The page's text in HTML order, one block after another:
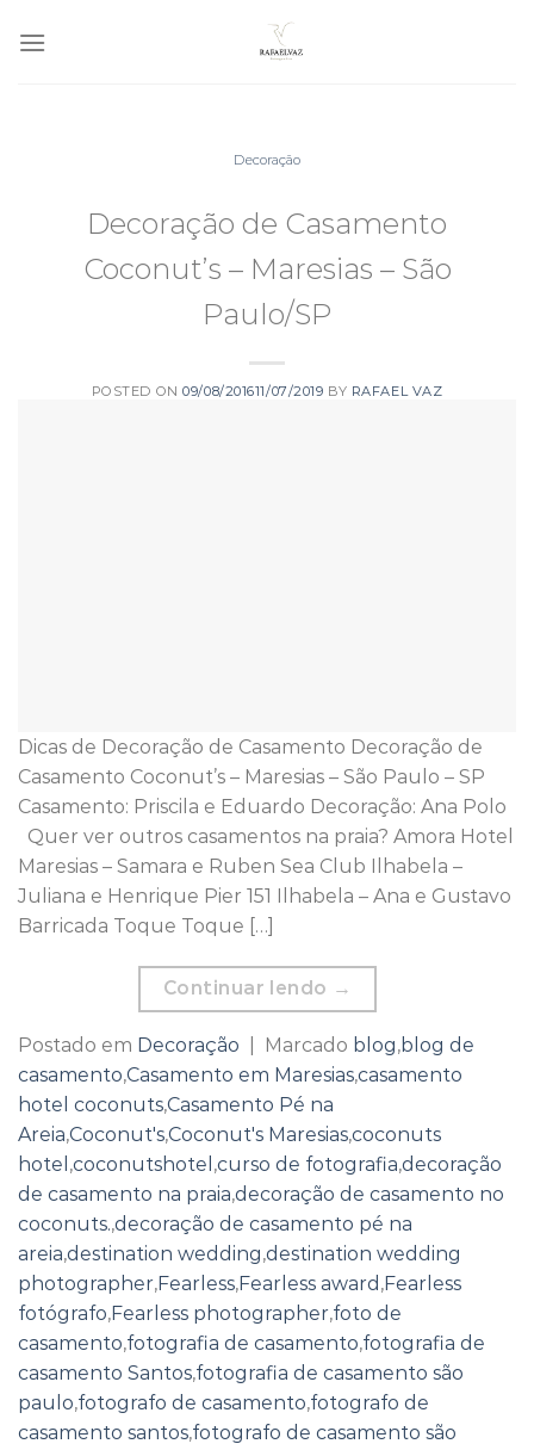
Decoração
Decoração de Casamento
Coconut’s – Maresias – São
Paulo/SP
POSTED ON09/08/201611/07/2019 BY RAFAEL VAZ
Dicas de Decoração de Casamento Decoração de
Casamento Coconut’s – Maresias – São Paulo – SP
Casamento: Priscila e Eduardo Decoração: Ana Polo
Quer ver outros casamentos na praia? Amora Hotel
Maresias – Samara e Ruben Sea Club Ilhabela –
Juliana e Henrique Pier 151 Ilhabela – Ana e Gustavo
Barricada Toque Toque […]
Continuar lendo →
Postado em Decoração Marcado blog,blog de
casamento,Casamento em Maresias,casamento
hotel coconuts,Casamento Pé na
Areia,Coconut's,Coconut's Maresias,coconuts
hotel ,coconutshotel ,curso de fotografia,decoração
de casamento na praia,decoração de casamento no
coconuts.,decoração de casamento pé na
areia,destination wedding,destination wedding
photographer,Fearless,Fearless award ,Fearless
fotógrafo,Fearless photographer,foto de
casamento,fotografia de casamento,fotografia de
casamento Santos,fotografia de casamento são
paulo,fotografo de casamento,fotografo de
casamento santos,fotografo de casamento são